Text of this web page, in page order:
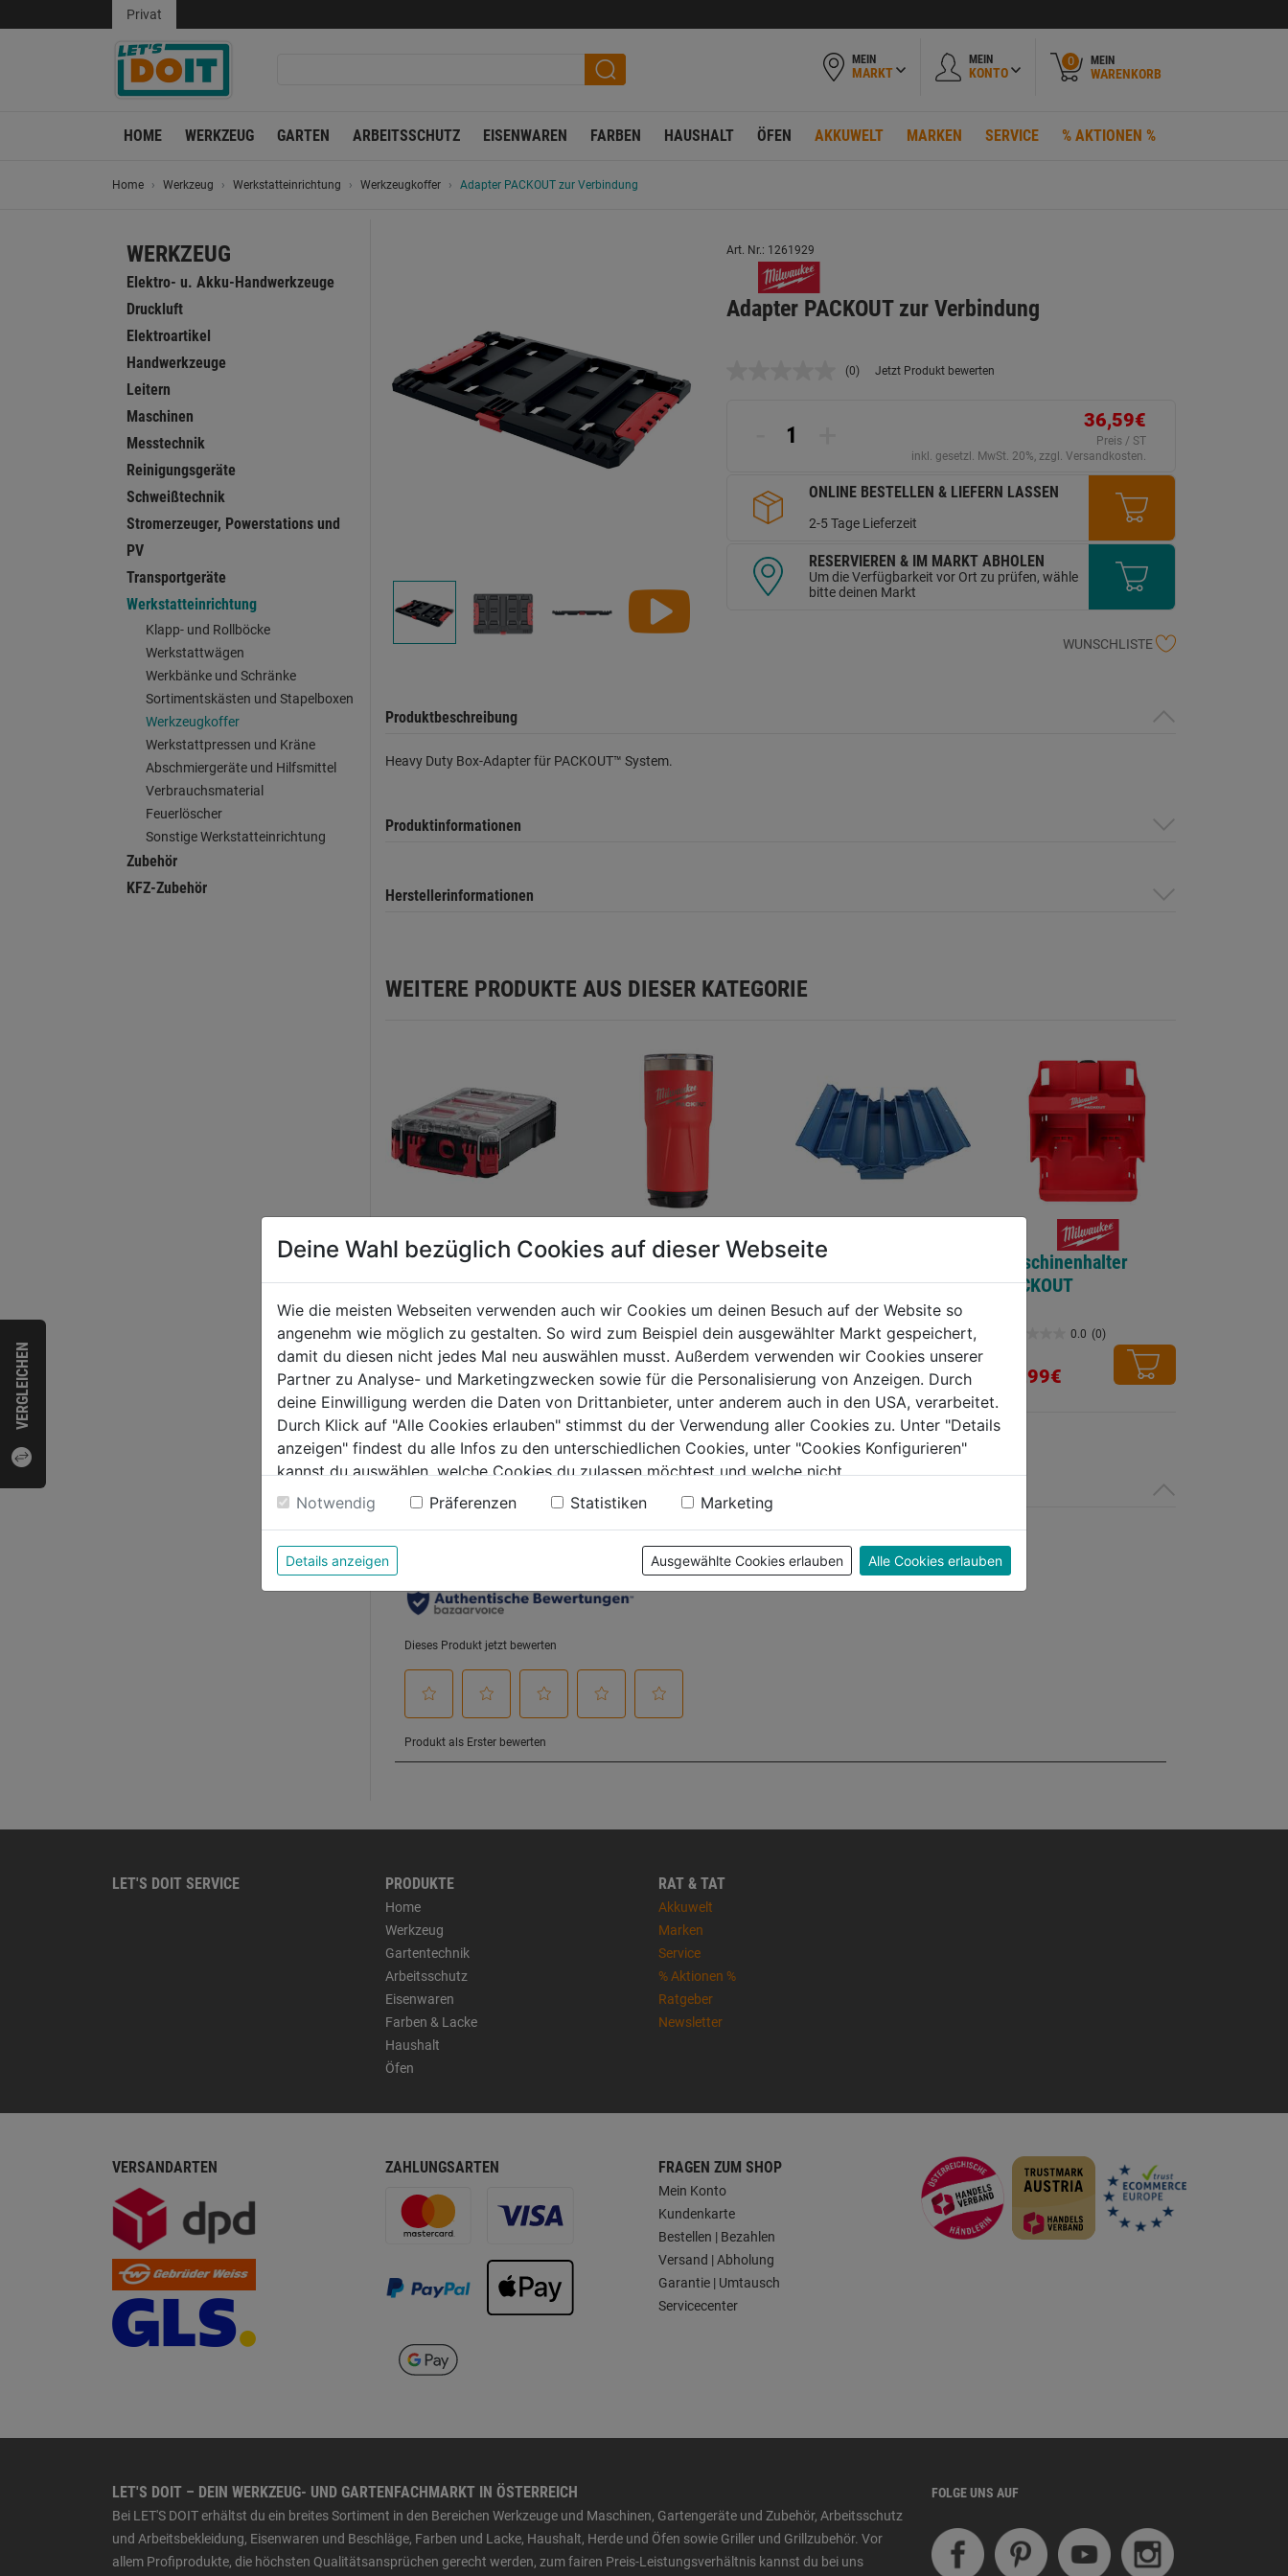
VERGLEICHEN
Privat
MEIN
MARKT
MEIN
KONTO
0 MEIN
WARENKORB
HOME WERKZEUG GARTEN ARBEITSSCHUTZ EISENWAREN FARBEN HAUSHALT ÖFEN AKKUWELT MARKEN SERVICE % AKTIONEN %
Home Werkzeug Werkstatteinrichtung Werkzeugkoffer Adapter PACKOUT zur Verbindung
WERKZEUG
Elektro- u. Akku-Handwerkzeuge
Druckluft
Elektroartikel
Handwerkzeuge
Leitern
Maschinen
Messtechnik
Reinigungsgeräte
Schweißtechnik
Stromerzeuger, Powerstations und
PV
Transportgeräte
Werkstatteinrichtung
Klapp- und Rollböcke
Werkstattwägen
Werkbänke und Schränke
Sortimentskästen und Stapelboxen
Werkzeugkoffer
Werkstattpressen und Kräne
Abschmiergeräte und Hilfsmittel
Verbrauchsmaterial
Feuerlöscher
Sonstige Werkstatteinrichtung
Zubehör
KFZ-Zubehör
Art. Nr.: 1261929
Adapter PACKOUT zur Verbindung
Kein
(0) Jetzt Produkt bewerten
36,59€
Preis / ST
inkl. gesetzl. MwSt. 20%, zzgl. Versandkosten.
ONLINE BESTELLEN & LIEFERN LASSEN
2-5 Tage Lieferzeit
RESERVIEREN & IM MARKT ABHOLEN
Um die Verfügbarkeit vor Ort zu prüfen, wähle
bitte deinen Markt
WUNSCHLISTE
Produktbeschreibung
Heavy Duty Box-Adapter für PACKOUT™ System.
Produktinformationen
Herstellerinformationen
WEITERE PRODUKTE AUS DIESER KATEGORIE
Organizer Compact
PACKOUT
inkl.Sortierboxen
250x380x120
0.0 (0)
0.0
5
Sternen.
37,99€
Thermobecher
PACKOUT 591 ml
0.0 (0)
0.0
von
Sternen.
38,59€
Metall-
Werkzeugkasten
530x200x200mm, 5
Fächer
0.0 (0)
0.0
von
Sternen.
39,99€
Maschinenhalter
PACKOUT
0.0 (0)
40,99€
LET'S DOIT SERVICE PRODUKTE
Home
Werkzeug
Gartentechnik
Arbeitsschutz
Eisenwaren
Farben & Lacke
Haushalt
Öfen
RAT & TAT
Akkuwelt
Marken
Service
% Aktionen %
Ratgeber
Newsletter
VERSANDARTEN ZAHLUNGSARTEN FRAGEN ZUM SHOP
Mein Konto
Kundenkarte
Bestellen | Bezahlen
Versand | Abholung
Garantie | Umtausch
Servicecenter
LET'S DOIT – DEIN WERKZEUG- UND GARTENFACHMARKT IN ÖSTERREICH
Bei LET'S DOIT erhältst du ein breites Sortiment in den Bereichen Werkzeuge und Maschinen, Gartengeräte und Zubehör, Arbeitsschutz
und Arbeitsbekleidung, Eisenwaren und Beschläge, Farben und Lacke, Haushalt, Herde und Öfen sowie Griller und Grillzubehör. Vor
allem Profiprodukte, die höchsten Qualitätsansprüchen gerecht werden, zum fairen Preis-Leistungsverhältnis kannst du bei uns
FOLGE UNS AUF
Deine Wahl bezüglich Cookies auf dieser Webseite
Wie die meisten Webseiten verwenden auch wir Cookies um deinen Besuch auf der Website so
angenehm wie möglich zu gestalten. So wird zum Beispiel dein ausgewählter Markt gespeichert,
damit du diesen nicht jedes Mal neu auswählen musst. Außerdem verwenden wir Cookies unserer
Partner zu Analyse- und Marketingzwecken sowie für die Personalisierung von Anzeigen. Durch
deine Einwilligung werden die Daten von Drittanbieter, unter anderem auch in den USA, verarbeitet.
Durch Klick auf "Alle Cookies erlauben" stimmst du der Verwendung aller Cookies zu. Unter "Details
anzeigen" findest du alle Infos zu den unterschiedlichen Cookies, unter "Cookies Konfigurieren"
kannst du auswählen, welche Cookies du zulassen möchtest und welche nicht.
Weitere Informationen findest du in unserer Datenschutzerklärung
Notwendig Präferenzen Statistiken Marketing
Details anzeigen Ausgewählte Cookies erlauben Alle Cookies erlauben